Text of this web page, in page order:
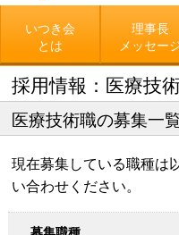
いつき会
とは
理事長
メッセー
採用情報：医療技
医療技術職の募集一
現在募集している職種は
い合わせください。